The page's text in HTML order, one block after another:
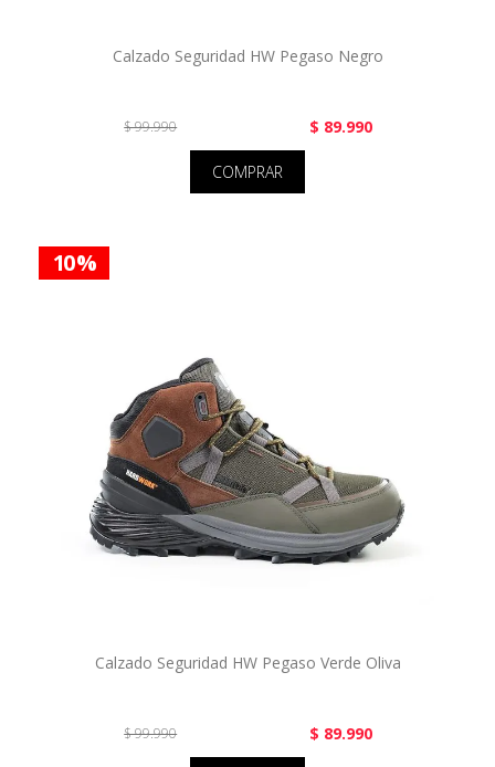
Calzado Seguridad HW Pegaso Negro
$ 99.990 $ 89.990
COMPRAR
10 %
Calzado Seguridad HW Pegaso Verde Oliva
$ 99.990 $ 89.990